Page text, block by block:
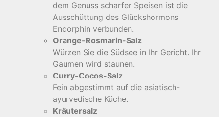
dem Genuss scharfer Speisen ist die
Ausschüttung des Glückshormons
Endorphin verbunden.
Orange-Rosmarin-Salz
Würzen Sie die Südsee in Ihr Gericht. Ihr
Gaumen wird staunen.
Curry-Cocos-Salz
Fein abgestimmt auf die asiatisch-
ayurvedische Küche.
Kräutersalz